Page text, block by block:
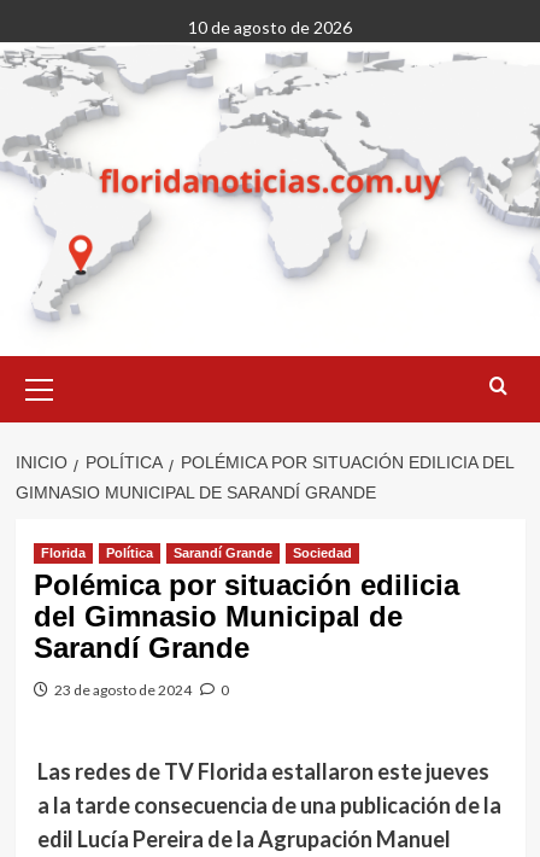
al
contenido
10 de agosto de 2026
primario
INICIO POLÍTICA
POLÉMICA POR SITUACIÓN EDILICIA DEL
GIMNASIO MUNICIPAL DE SARANDÍ GRANDE
Florida Política Sarandí Grande Sociedad
Polémica por situación edilicia
del Gimnasio Municipal de
Sarandí Grande
23 de agosto de 2024 0
Las redes de TV Florida estallaron este jueves
a la tarde consecuencia de una publicación de la
edil Lucía Pereira de la Agrupación Manuel